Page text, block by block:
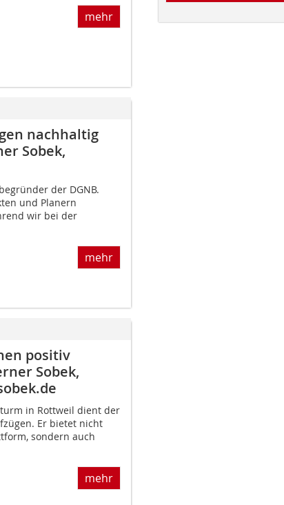
mehr
nachhaltig
Sobek,
der DGNB.
und Planern
wir bei der
mehr
positiv
Sobek,
in Rottweil dient der
Er bietet nicht
sondern auch
mehr